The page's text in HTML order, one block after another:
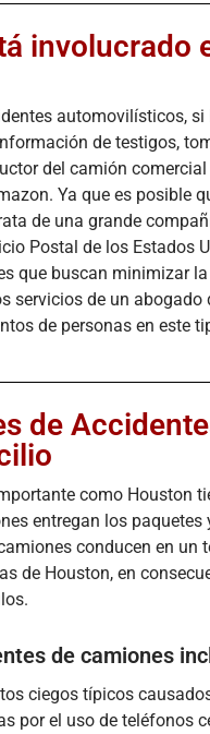
involucrado
automovilísticos,
de testigos,
del camión
Ya que es posible
de una grande
Postal de los
que buscan minimizar
servicios de un
de personas en este
de
como Houston
entregan los
conducen en
de Houston, en
de camiones
ciegos típicos
por el uso de teléfonos